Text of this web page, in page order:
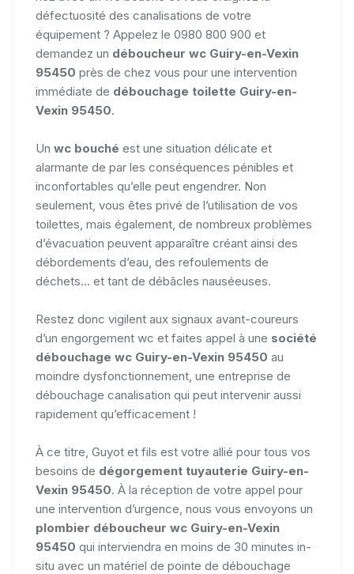
défectuosité des canalisations de votre
équipement ? Appelez le 0980 800 900 et
demandez un déboucheur wc Guiry-en-Vexin
95450 près de chez vous pour une intervention
immédiate de débouchage toilette Guiry-en-
Vexin 95450.
Un wc bouché est une situation délicate et
alarmante de par les conséquences pénibles et
inconfortables qu’elle peut engendrer. Non
seulement, vous êtes privé de l’utilisation de vos
toilettes, mais également, de nombreux problèmes
d’évacuation peuvent apparaître créant ainsi des
débordements d’eau, des refoulements de
déchets... et tant de débâcles nauséeuses.
Restez donc vigilent aux signaux avant-coureurs
d’un engorgement wc et faites appel à une société
débouchage wc Guiry-en-Vexin 95450 au
moindre dysfonctionnement, une entreprise de
débouchage canalisation qui peut intervenir aussi
rapidement qu’efficacement !
À ce titre, Guyot et fils est votre allié pour tous vos
besoins de dégorgement tuyauterie Guiry-en-
Vexin 95450. À la réception de votre appel pour
une intervention d’urgence, nous vous envoyons un
plombier déboucheur wc Guiry-en-Vexin
95450 qui interviendra en moins de 30 minutes in-
situ avec un matériel de pointe de débouchage